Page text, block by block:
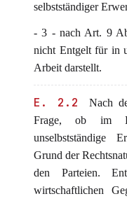
selbstständiger
- 3 - nach Art. 9
nicht Entgelt für in
Arbeit darstellt.
E. 2.2
Nach
Frage, ob im
unselbstständige
Grund der
den Parteien.
wirtschaftlichen